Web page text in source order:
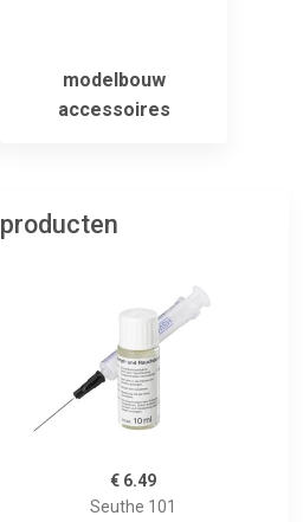
modelbouw
accessoires
€ 6.49
Seuthe 101